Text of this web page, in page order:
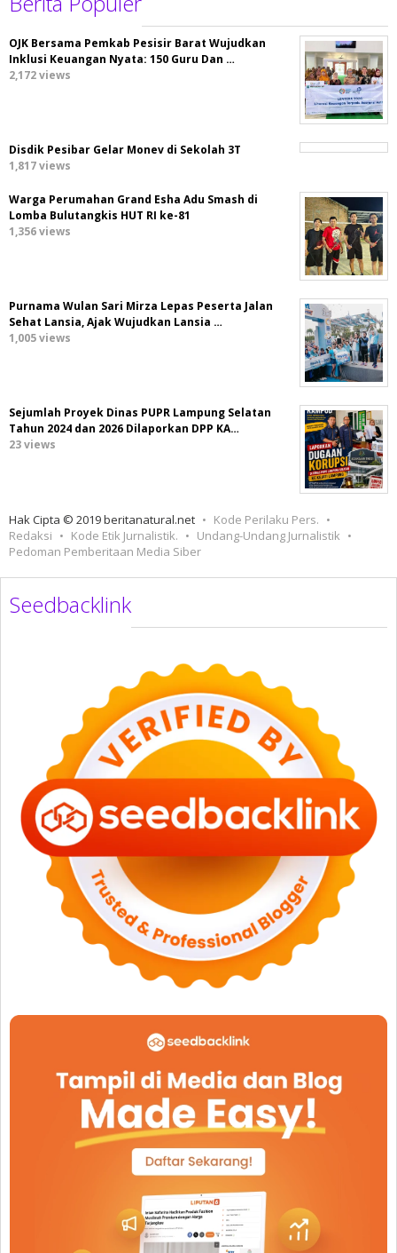
OJK Bersama Pemkab Pesisir Barat Wujudkan
Inklusi Keuangan Nyata: 150 Guru Dan …
2,172 views
Disdik Pesibar Gelar Monev di Sekolah 3T
1,817 views
Warga Perumahan Grand Esha Adu Smash di
Lomba Bulutangkis HUT RI ke-81
1,356 views
Purnama Wulan Sari Mirza Lepas Peserta Jalan
Sehat Lansia, Ajak Wujudkan Lansia …
1,005 views
Sejumlah Proyek Dinas PUPR Lampung Selatan
Tahun 2024 dan 2026 Dilaporkan DPP KA…
23 views
Hak Cipta © 2019 beritanatural.net
Kode Perilaku Pers.
Redaksi
Kode Etik Jurnalistik.
Undang-Undang Jurnalistik
Pedoman Pemberitaan Media Siber
Seedbacklink